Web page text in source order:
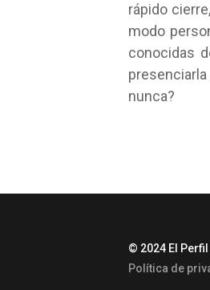
rápido
modo
conocidas
nunca?
© 2024 El
Política de